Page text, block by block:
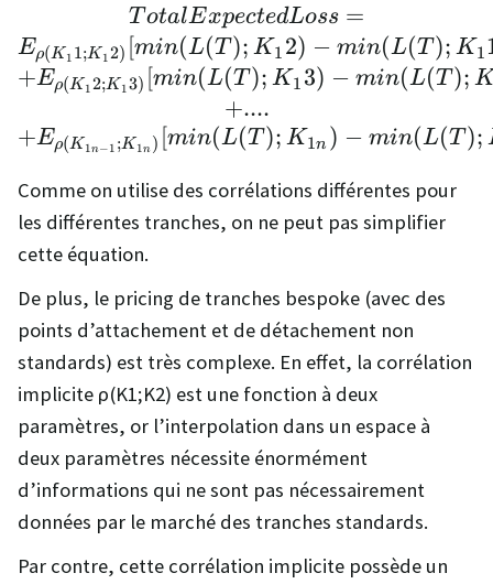
T otalExpectedLoss =
Eρ(K 1 1;K 12) [min(L(T ); K1 2) − min(L(T ); K1
+Eρ(K 12;K 13) [min(L(T ); K1 3) − min(L(T );
+....
+Eρ(K 1n−1 ;K 1n ) [min(L(T ); K1n ) − min(L(T );
Comme on utilise des corrélations différentes pour
les différentes tranches, on ne peut pas simplifier
cette équation.
De plus, le pricing de tranches bespoke (avec des
points d’attachement et de détachement non
standards) est très complexe. En effet, la corrélation
implicite ρ(K1;K2) est une fonction à deux
paramètres, or l’interpolation dans un espace à
deux paramètres nécessite énormément
d’informations qui ne sont pas nécessairement
données par le marché des tranches standards.
Par contre, cette corrélation implicite possède un